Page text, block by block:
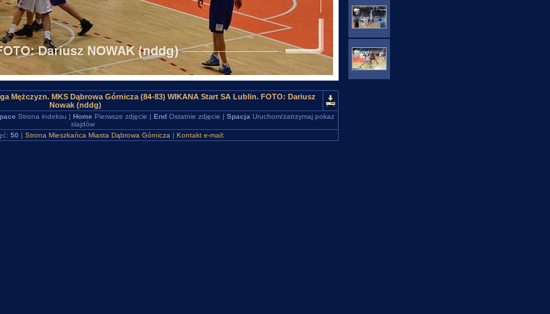
Mężczyzn. MKS Dąbrowa Górnicza (84-83) WIKANA Start SA Lublin. FOTO: Dariusz
Nowak (nddg)
Strona indeksu | Home Pierwsze zdjęcie | EndOstatnie zdjęcie | Spacja Uruchom/zatrzymaj pokaz
slajdów
50 | Strona Mieszkańca Miasta Dąbrowa Górnicza | Kontakt e-mail: